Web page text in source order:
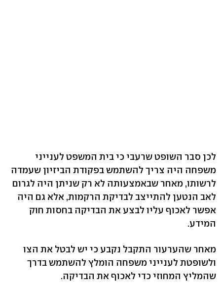
לכן סבר השופט שרעבי כי בית המשפט לענייני
משפחה היה צריך להשתמש בפקודת הביזיון שעמדה
לרשותו, מאחר שבאמצעותה לא רק שניתן היה לגרום
לאב הנטען להתייצב לבדיקת הרקמות, אלא גם היה
אפשר לאכוף עליו לבצע את הבדיקה בחסות חוק
המידע.
מאחר שהערעור התקבל נקבע כי יש לבטל את הצו
ולשופטת לענייני משפחה הומלץ להשתמש בדרך
שהמליץ המחוזי כדי לאכוף את הבדיקה.